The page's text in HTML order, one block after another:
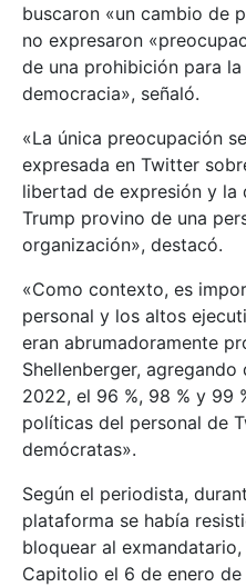
buscaron «un cambio de
no expresaron
de una prohibición para
democracia», señaló.
«La única preocupación
expresada en Twitter
libertad de expresión y la
Trump provino de una
organización», destacó.
«Como contexto, es
personal y los altos
eran abrumadoramente
Shellenberger,
2022, el 96 %, 98 % y 99
políticas del personal de
demócratas».
Según el periodista,
plataforma se había
bloquear al
Capitolio el 6 de enero